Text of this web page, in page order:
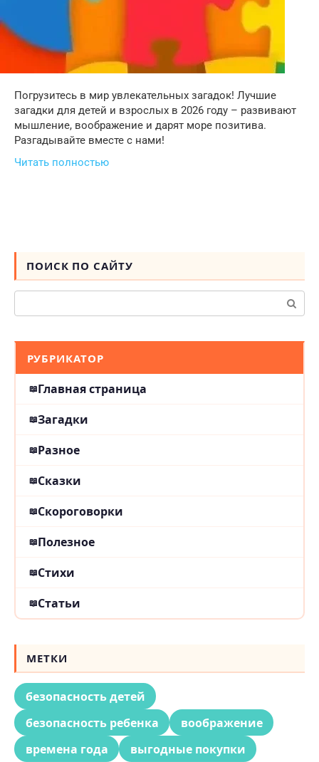
Погрузитесь в мир увлекательных загадок! Лучшие
загадки для детей и взрослых в 2026 году – развивают
мышление, воображение и дарят море позитива.
Разгадывайте вместе с нами!
Читать полностью
ПОИСК ПО САЙТУ
РУБРИКАТОР
Главная страница
Загадки
Разное
Сказки
Скороговорки
Полезное
Стихи
Статьи
МЕТКИ
безопасность детей
безопасность ребенка
воображение
времена года
выгодные покупки